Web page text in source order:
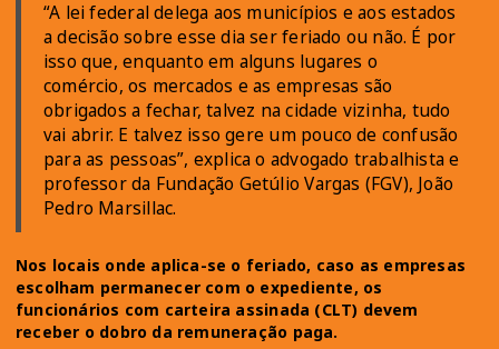
“A lei federal delega aos municípios e aos estados
a decisão sobre esse dia ser feriado ou não. É por
isso que, enquanto em alguns lugares o
comércio, os mercados e as empresas são
obrigados a fechar, talvez na cidade vizinha, tudo
vai abrir. E talvez isso gere um pouco de confusão
para as pessoas”, explica o advogado trabalhista e
professor da Fundação Getúlio Vargas (FGV), João
Pedro Marsillac.
Nos locais onde aplica-se o feriado, caso as empresas
escolham permanecer com o expediente, os
funcionários com carteira assinada (CLT) devem
receber o dobro da remuneração paga.